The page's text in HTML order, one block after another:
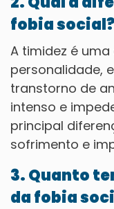
fobia social?
A timidez é
personalidade,
transtorno de
intenso e
principal
sofrimento e
3. Quanto
da fobia